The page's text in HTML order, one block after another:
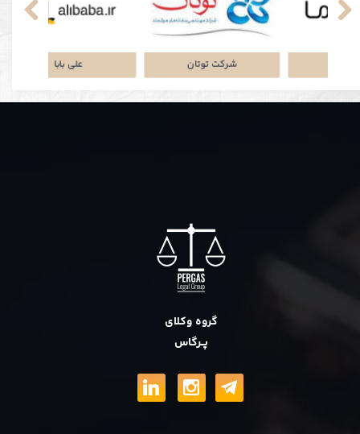
پلتفرم جاباما
گروه وکلای
پــرگاس